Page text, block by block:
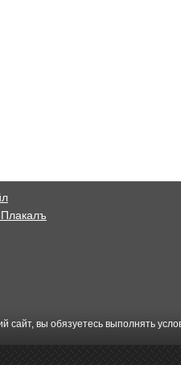
600x326
вы обязуетесь выполнять